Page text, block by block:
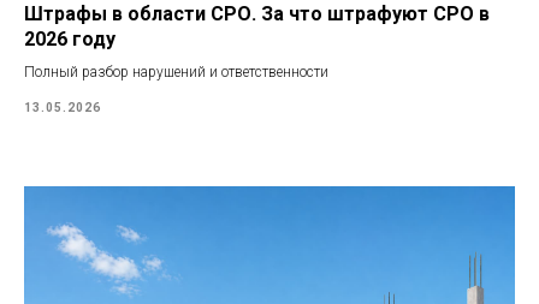
Штрафы в области СРО. За что штрафуют СРО в
2026 году
Полный разбор нарушений и ответственности
13.05.2026